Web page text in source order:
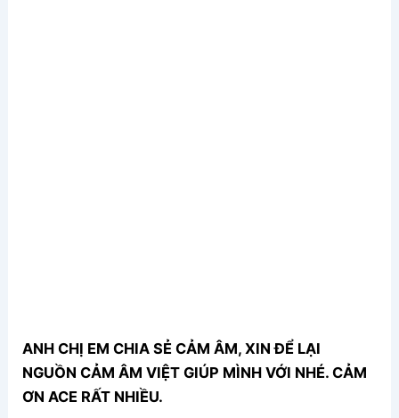
ANH CHỊ EM CHIA SẺ CẢM ÂM, XIN ĐỂ LẠI
NGUỒN CẢM ÂM VIỆT GIÚP MÌNH VỚI NHÉ. CẢM
ƠN ACE RẤT NHIỀU.